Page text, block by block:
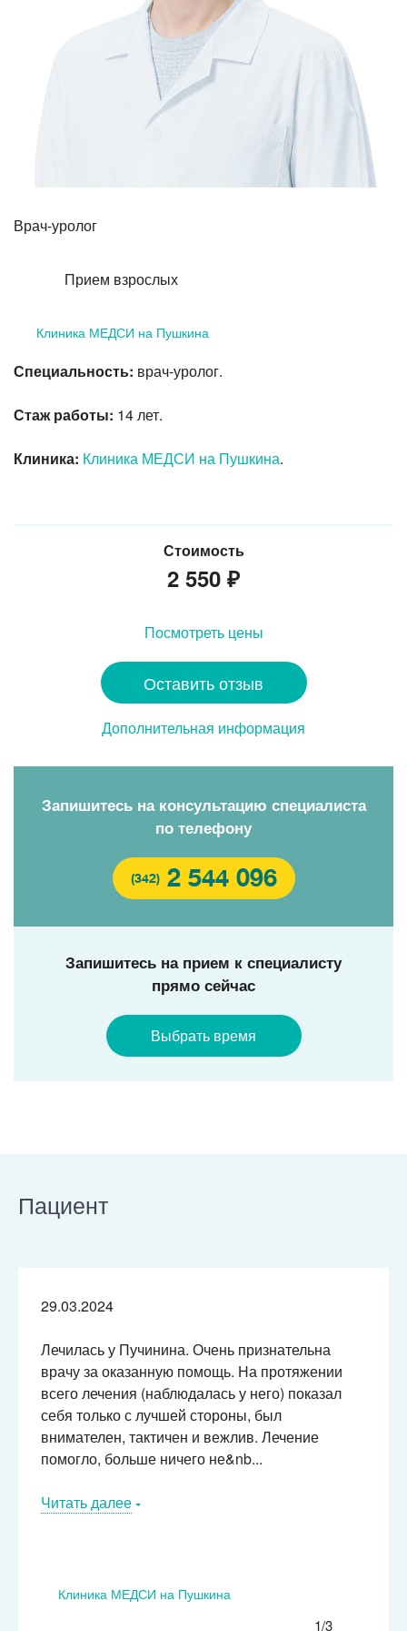
Лазерная коррекция зрения
Врач-уролог
Прием взрослых
Клиника МЕДСИ на Пушкина
Специальность: врач-уролог.
Стаж работы: 14 лет.
Клиника: Клиника МЕДСИ на Пушкина.
Стоимость
2 550 ₽
Посмотреть цены
Оставить отзыв
Дополнительная информация
Запишитесь на консультацию специалиста
по телефону
(342) 2 544 096
Запишитесь на прием к специалисту
прямо сейчас
Выбрать время
Пациент
Клиника МЕДСИ на Пушкина
29.03.2024
Лечилась у Пучинина. Очень признательна
врачу за оказанную помощь. На протяжении
всего лечения (наблюдалась у него) показал
себя только с лучшей стороны, был
внимателен, тактичен и вежлив. Лечение
помогло, больше ничего не&nb...
Читать далее
1/3